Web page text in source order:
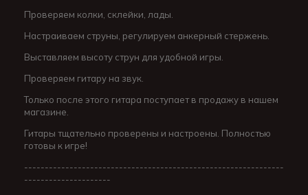
Проверяем колки, склейки, лады.
Настраиваем струны, регулируем анкерный стержень.
Выставляем высоту струн для удобной игры.
Проверяем гитару на звук.
Только после этого гитара поступает в продажу в нашем
магазине.
Гитары тщательно проверены и настроены. Полностью
готовы к игре!
---------------------------------------------------------------
---------------------